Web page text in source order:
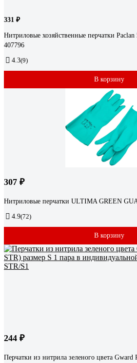
331 ₽
Нитриловые хозяйственные перчатки
407796
4.3(9)
В корзину
307 ₽
Нитриловые перчатки ULTIMA GREEN
4.9(72)
В корзину
244 ₽
Перчатки из нитрила зеленого цвета